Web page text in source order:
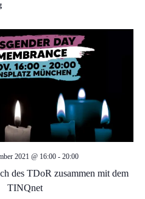
u
n
g
e
n
S
g
c
des TDoR zusammen mit dem
TINQnet
2021 @ 16:00 - 20:00